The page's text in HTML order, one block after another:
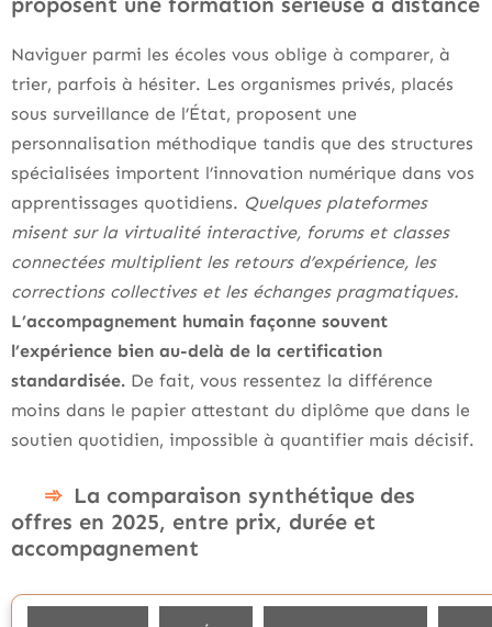
Naviguer parmi les écoles vous oblige à comparer, à
trier, parfois à hésiter. Les organismes privés, placés
sous surveillance de l’État, proposent une
personnalisation méthodique tandis que des structures
spécialisées importent l’innovation numérique dans vos
apprentissages quotidiens. Quelques plateformes
misent sur la virtualité interactive, forums et classes
connectées multiplient les retours d’expérience, les
corrections collectives et les échanges pragmatiques.
L’accompagnement humain façonne souvent
l’expérience bien au-delà de la certification
standardisée. De fait, vous ressentez la différence
moins dans le papier attestant du diplôme que dans le
soutien quotidien, impossible à quantifier mais décisif.
La comparaison synthétique des
offres en 2025, entre prix, durée et
accompagnement